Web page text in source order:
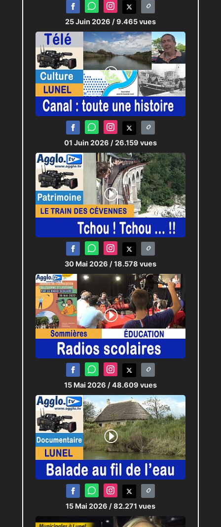
25 Juin 2026 / 9.465 vues
01 Juin 2026 / 26.159 vues
30 Mai 2026 / 18.578 vues
15 Mai 2026 / 48.609 vues
15 Mai 2026 / 82.271 vues